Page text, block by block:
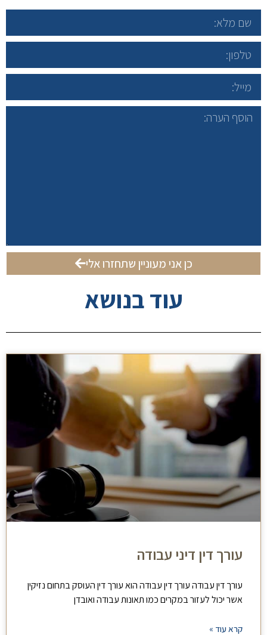
כן אני מעוניין שתחזרו אלי
עוד בנושא
עורך דין דיני עבודה
עורך דין עבודה עורך דין עבודה הוא עורך דין העוסק בתחום נזיקין
אשר יכול לעזור במקרים כמו תאונות עבודה ואובדן
קרא עוד »